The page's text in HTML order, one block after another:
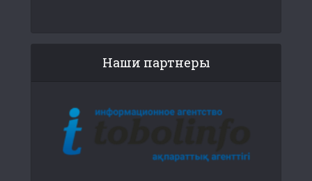
Наши партнеры